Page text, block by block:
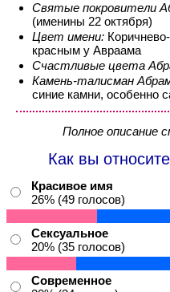
Святые покровители
(именины 22 октября)
Цвет имени:
красным у Авраама
Счастливые цвета
Камень-талисман
синие камни, особенно
Полное описание
Как вы
Красивое имя
26% (49 голосов)
Сексуальное
20% (35 голосов)
Современное